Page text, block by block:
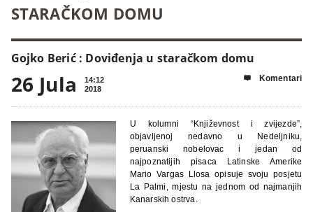
STARAČKOM DOMU
Gojko Berić : Doviđenja u staračkom domu
26 Jula
14:12
2018
 Komentari
U kolumni “Književnost i zvijezde”,
objavljenoj nedavno u Nedeljniku,
peruanski nobelovac i jedan od
najpoznatijih pisaca Latinske Amerike
Mario Vargas Llosa opisuje svoju posjetu
La Palmi, mjestu na jednom od najmanjih
Kanarskih ostrva.